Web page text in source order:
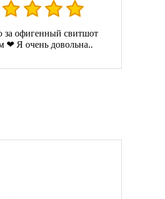
за офигенный свитшот
❤ Я очень довольна..